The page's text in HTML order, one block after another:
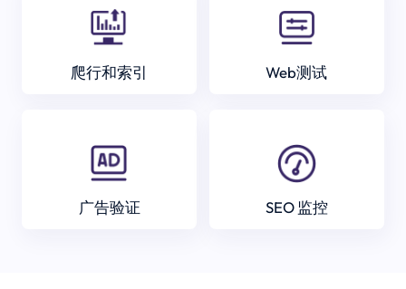
爬行和索引 Web测试
广告验证 SEO 监控